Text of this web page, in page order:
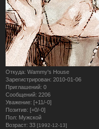
Откуда: Wammy's House
Зарегистрирован: 2010-01-06
Приглашений: 0
Сообщений: 2206
Уважение: [+11/-0]
Позитив: [+0/-0]
Пол: Мужской
Возраст: 33 [1992-12-13]